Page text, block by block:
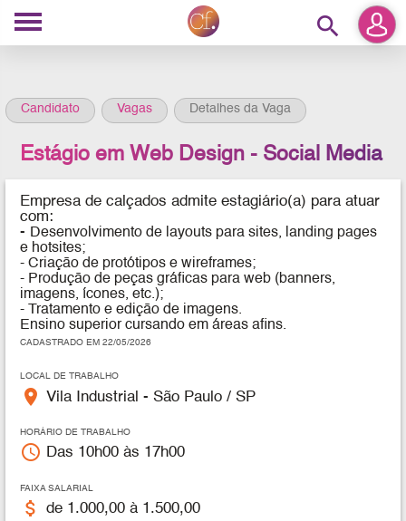
search
Candidato Vagas Detalhes da Vaga
Estágio em Web Design - Social Media
Empresa de calçados admite estagiário(a) para atuar
com:
- Desenvolvimento de layouts para sites, landing pages
e hotsites;
- Criação de protótipos e wireframes;
- Produção de peças gráficas para web (banners,
imagens, ícones, etc.);
- Tratamento e edição de imagens.
Ensino superior cursando em áreas afins.
CADASTRADO EM 22/05/2026
LOCAL DE TRABALHO
place Vila Industrial - São Paulo / SP
HORÁRIO DE TRABALHO
access_time Das 10h00 às 17h00
FAIXA SALARIAL
attach_money de 1.000,00 à 1.500,00